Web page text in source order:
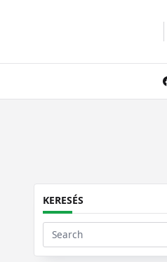
KERESÉS
Search
for: